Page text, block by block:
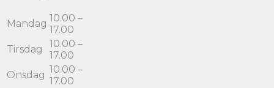
Mandag 10.00 –
17.00
Tirsdag
10.00 –
17.00
Onsdag 10.00 –
17.00